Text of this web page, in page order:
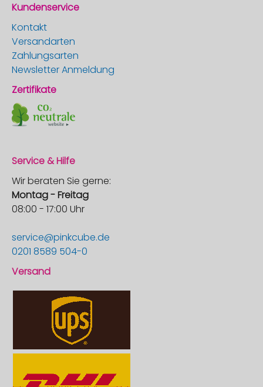
Kundenservice
Kontakt
Versandarten
Zahlungsarten
Newsletter Anmeldung
Zertifikate
Service & Hilfe
Wir beraten Sie gerne:
Montag - Freitag
08:00 - 17:00 Uhr
service@pinkcube.de
0201 8589 504-0
Versand